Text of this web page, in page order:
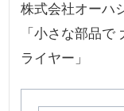
株式会社オーハ
「小さな部品
ライヤー」